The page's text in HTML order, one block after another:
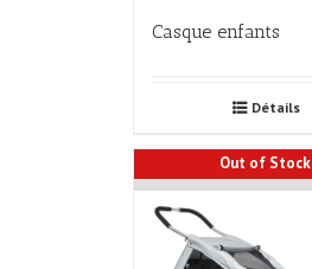
Casque enfants
Détails
Out of Stock